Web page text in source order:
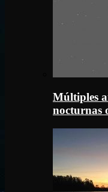
Múltiples
nocturnas